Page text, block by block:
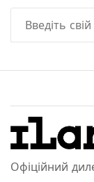
Офіційний